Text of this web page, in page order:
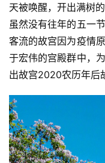
天被唤醒，开出满树
虽然没有往年的五一
客流的故宫因为疫情
于宏伟的宫殿群中，
出故宫2020农历年后